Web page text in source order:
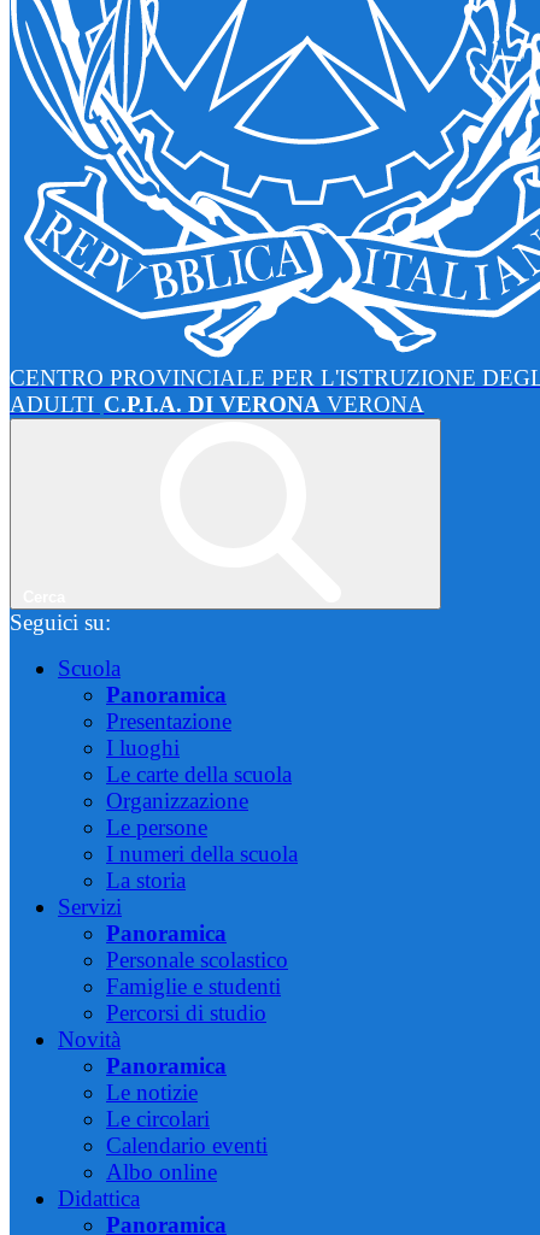
CENTRO PROVINCIALE PER L'ISTRUZIONE
ADULTI C.P.I.A. DI VERONA VERONA
Seguici su:
Scuola
Panoramica
Presentazione
I luoghi
Le carte della scuola
Organizzazione
Le persone
I numeri della scuola
La storia
Servizi
Panoramica
Personale scolastico
Famiglie e studenti
Percorsi di studio
Novità
Panoramica
Le notizie
Le circolari
Calendario eventi
Albo online
Didattica
Panoramica